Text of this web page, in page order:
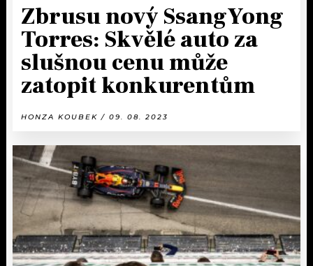
Zbrusu nový SsangYong
Torres: Skvělé auto za
slušnou cenu může
zatopit konkurentům
HONZA KOUBEK / 09. 08. 2023